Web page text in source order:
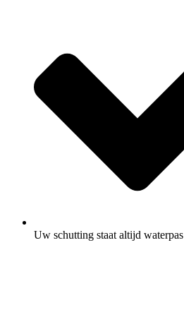
Uw schutting staat altijd waterpas